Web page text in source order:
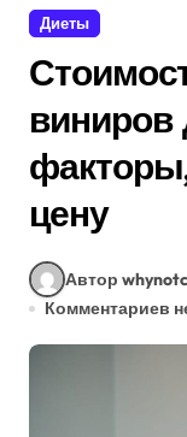
Диеты
виниров
цену
Автор
Комментариев